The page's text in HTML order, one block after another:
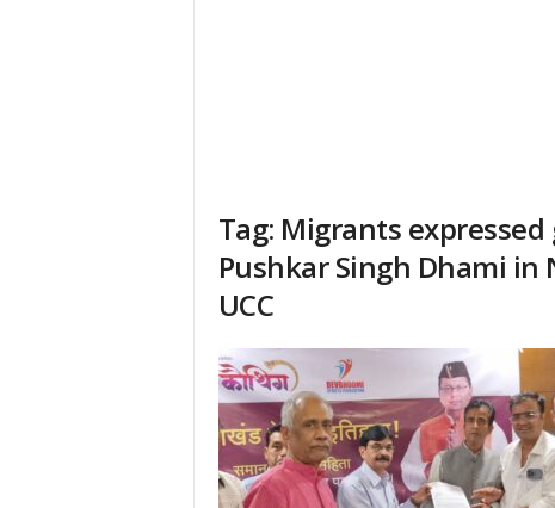
Tag: Migrants
Pushkar Singh Dhami
UCC